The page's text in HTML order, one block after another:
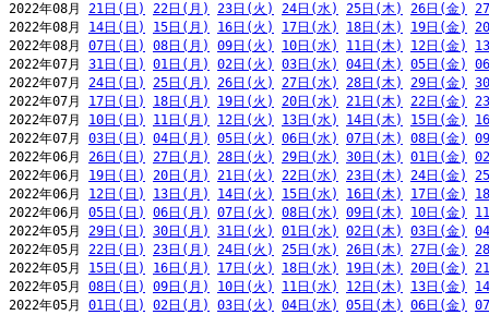
2022年08月 21日(日) 22日(月) 23日(火) 24日(水) 25日(木) 26日(金)
2022年08月 14日(日) 15日(月) 16日(火) 17日(水) 18日(木) 19日(金)
2022年08月 07日(日) 08日(月) 09日(火) 10日(水) 11日(木) 12日(金)
2022年07月 31日(日) 01日(月) 02日(火) 03日(水) 04日(木) 05日(金)
2022年07月 24日(日) 25日(月) 26日(火) 27日(水) 28日(木) 29日(金)
2022年07月 17日(日) 18日(月) 19日(火) 20日(水) 21日(木) 22日(金)
2022年07月 10日(日) 11日(月) 12日(火) 13日(水) 14日(木) 15日(金)
2022年07月 03日(日) 04日(月) 05日(火) 06日(水) 07日(木) 08日(金)
2022年06月 26日(日) 27日(月) 28日(火) 29日(水) 30日(木) 01日(金)
2022年06月 19日(日) 20日(月) 21日(火) 22日(水) 23日(木) 24日(金)
2022年06月 12日(日) 13日(月) 14日(火) 15日(水) 16日(木) 17日(金)
2022年06月 05日(日) 06日(月) 07日(火) 08日(水) 09日(木) 10日(金)
2022年05月 29日(日) 30日(月) 31日(火) 01日(水) 02日(木) 03日(金)
2022年05月 22日(日) 23日(月) 24日(火) 25日(水) 26日(木) 27日(金)
2022年05月 15日(日) 16日(月) 17日(火) 18日(水) 19日(木) 20日(金)
2022年05月 08日(日) 09日(月) 10日(火) 11日(水) 12日(木) 13日(金)
2022年05月 01日(日) 02日(月) 03日(火) 04日(水) 05日(木) 06日(金)